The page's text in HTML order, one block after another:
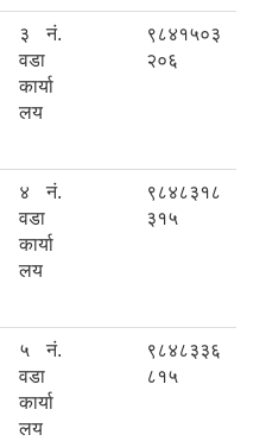
३ नं.
वडा
कार्या
लय
९८४१५०३
२०६
४ नं.
वडा
कार्या
लय
९८४८३१८
३१५
५ नं.
वडा
कार्या
लय
९८४८३३६
८१५